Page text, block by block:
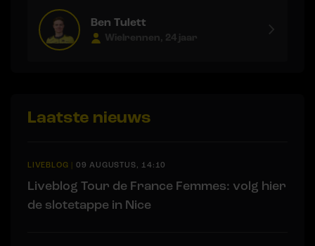
Ben Tulett
Wielrennen, 24 jaar
Laatste nieuws
LIVEBLOG 09 AUGUSTUS, 14:10
Liveblog Tour de France Femmes: volg hier
de slotetappe in Nice